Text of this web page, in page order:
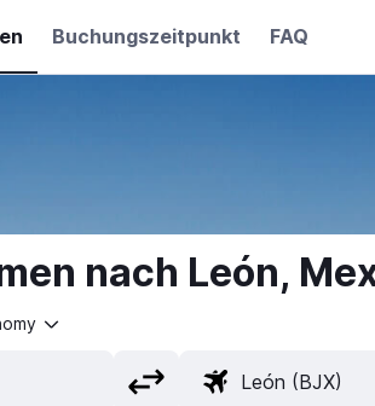
Buchungszeitpunkt FAQ
nach León,